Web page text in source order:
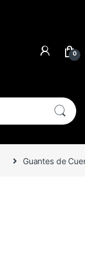
0
Guantes de